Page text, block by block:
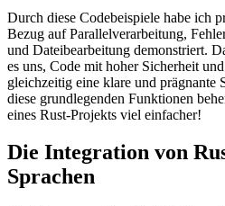
Durch diese Codebeispiele habe ich
Bezug auf Parallelverarbeitung,
und Dateibearbeitung demonstriert.
es uns, Code mit hoher Sicherheit
gleichzeitig eine klare und prägnante
diese grundlegenden Funktionen
eines Rust-Projekts viel einfacher!
Die Integration von
Sprachen